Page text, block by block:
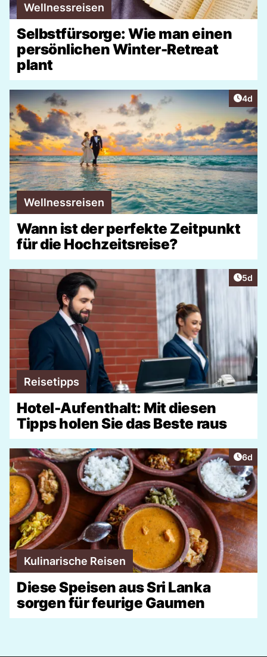
Wellnessreisen
Selbstfürsorge: Wie man einen
persönlichen Winter-Retreat
plant
4d
Wellnessreisen
Wann ist der perfekte Zeitpunkt
für die Hochzeitsreise?
5d
Reisetipps
Hotel-Aufenthalt: Mit diesen
Tipps holen Sie das Beste raus
6d
Kulinarische Reisen
Diese Speisen aus Sri Lanka
sorgen für feurige Gaumen